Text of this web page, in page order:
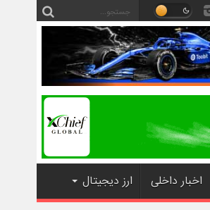
اخبار داخلی ارز دیجیتال